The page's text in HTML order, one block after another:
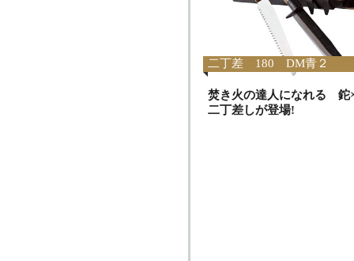
二丁差 180 DM青２
焚き火の達人になれる 鉈
二丁差しが登場!